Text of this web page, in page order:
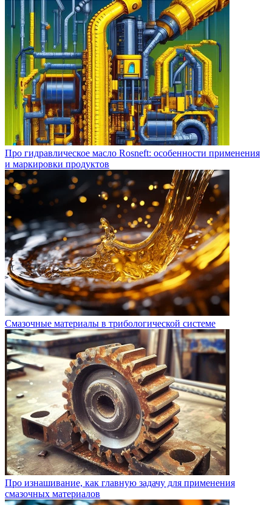
Про гидравлическое масло Rosneft: особенности применения
и маркировки продуктов
Смазочные материалы в трибологической системе
Про изнашивание, как главную задачу для применения
смазочных материалов